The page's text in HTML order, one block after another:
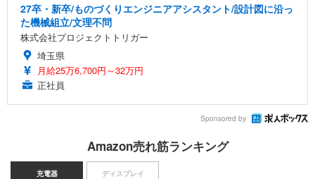
27卒・新卒/ものづくりエンジニアアシスタント/設計図に沿っ
た機械組立/文理不問
株式会社プロジェクトトリガー
埼玉県
月給25万6,700円～32万円
正社員
Sponsored by
Amazon売れ筋ランキング
充電器 ディスプレイ